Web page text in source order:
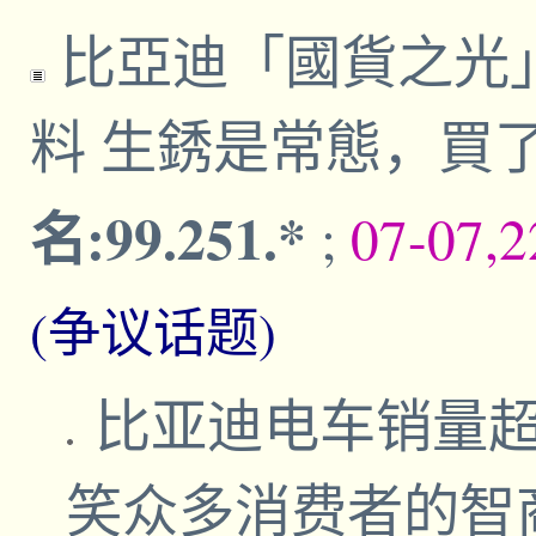
比亞迪「國貨之
料 生銹是常態，買
名:99.251.* ; 07-
(争议话题)
比亚迪电车销量
笑众多消费者的